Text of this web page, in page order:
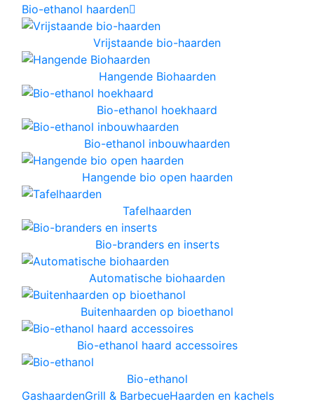
Bio-ethanol haarden
Vrijstaande bio-haarden
Hangende Biohaarden
Bio-ethanol hoekhaard
Bio-ethanol inbouwhaarden
Hangende bio open haarden
Tafelhaarden
Bio-branders en inserts
Automatische biohaarden
Buitenhaarden op bioethanol
Bio-ethanol haard accessoires
Bio-ethanol
GashaardenGrill & BarbecueHaarden en kachels